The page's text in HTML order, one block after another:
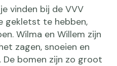
vinden bij de VVV
gekletst te hebben,
Wilma en Willem zijn
zagen, snoeien en
De bomen zijn zo groot